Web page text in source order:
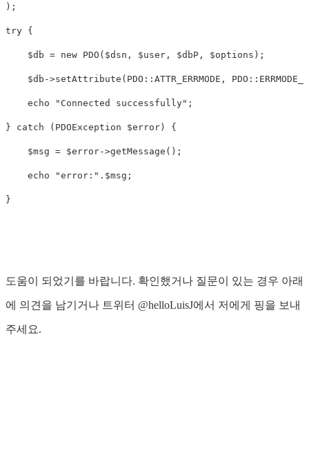
);
try {
    $db = new PDO($dsn, $user, $dbP, $options);
$db->setAttribute(PDO::ATTR_ERRMODE,
    echo "Connected successfully";
} catch (PDOException $error) {
    $msg = $error->getMessage();
    echo "error:".$msg;
도움이 되었기를 바랍니다. 확인했거나 질문이 있는 경우 아래
에 의견을 남기거나 트위터 @helloLuisJ에서 저에게 핑을 보내
주세요.